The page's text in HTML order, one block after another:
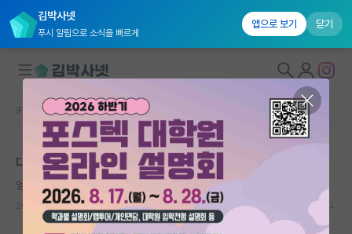
김박사넷
푸시 알림으로 소식을 빠르게
앱으로 보기 닫기
대학원생 모집
국내대학원 정보
연구실&오픈랩
커뮤니티
커뮤니티 홈 자유 게시판(아무개랩)
대학원 면접 지각 치명적일까요..
엉뚱한 막스 베버
2026.05.09 3 1184